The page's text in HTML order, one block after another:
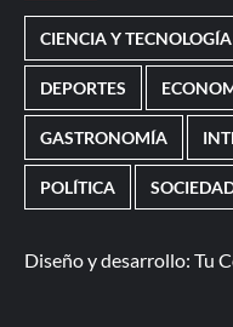
CIENCIA Y TECNOLOGÍA
DEPORTES
GASTRONOMÍA
POLÍTICA
Diseño y desarrollo: Tu